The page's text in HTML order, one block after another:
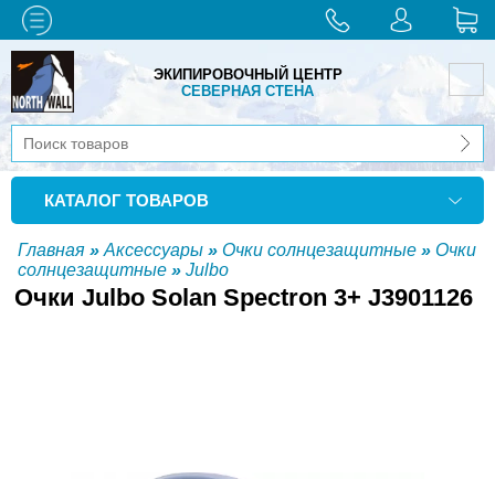
ЭКИПИРОВОЧНЫЙ ЦЕНТР
СЕВЕРНАЯ СТЕНА
КАТАЛОГ ТОВАРОВ
Главная » Аксессуары » Очки солнцезащитные » Очки
солнцезащитные » Julbo
Очки Julbo Solan Spectron 3+ J3901126